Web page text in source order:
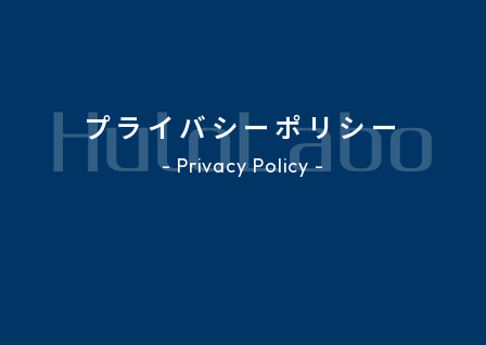
プライバシーポリシー
- Privacy Policy -